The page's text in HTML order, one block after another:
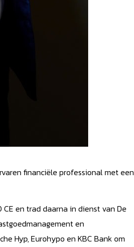
financiële professional met een
en trad daarna in dienst van De
en
Hyp, Eurohypo en KBC Bank om